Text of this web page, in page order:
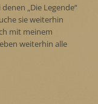
„Die Legende“
sie weiterhin
mit meinem
weiterhin alle